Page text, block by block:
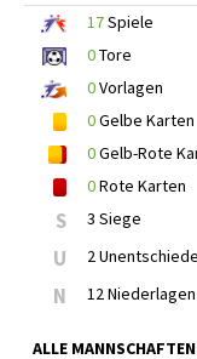
17Spiele
0Tore
0Vorlagen
0Gelbe Karten
0Gelb-Rote
0Rote Karten
S 3 Siege
U 2
N 12 Niederlagen
ALLE MANNSCHAFTEN